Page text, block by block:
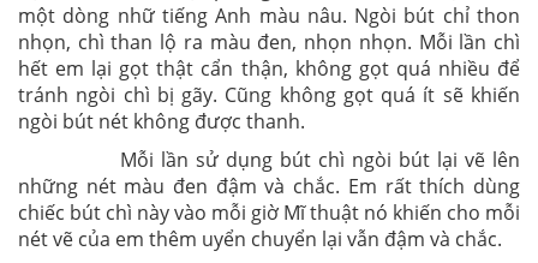
một dòng nhữ tiếng Anh màu nâu. Ngòi bút chỉ thon
nhọn, chì than lộ ra màu đen, nhọn nhọn. Mỗi lần chì
hết em lại gọt thật cẩn thận, không gọt quá nhiều để
tránh ngòi chì bị gãy. Cũng không gọt quá ít sẽ khiến
ngòi bút nét không được thanh.
Mỗi lần sử dụng bút chì ngòi bút lại vẽ lên
những nét màu đen đậm và chắc. Em rất thích dùng
chiếc bút chì này vào mỗi giờ Mĩ thuật nó khiến cho mỗi
nét vẽ của em thêm uyển chuyển lại vẫn đậm và chắc.